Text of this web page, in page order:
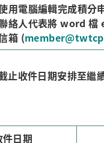
用電腦編輯完成積分
絡人代表將 word 檔
箱 (
止收件日期安排至繼
日期